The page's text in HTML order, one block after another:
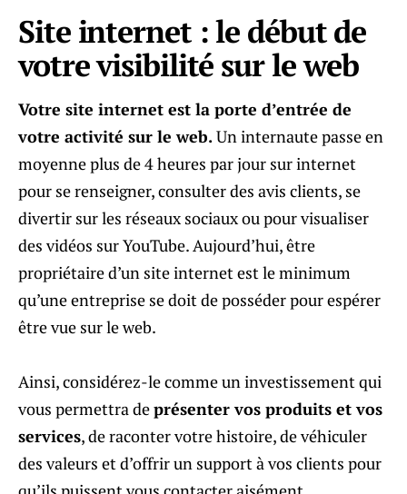
Site internet : le début de
votre visibilité sur le web
Votre site internet est la porte d’entrée de
votre activité sur le web.Un internaute passe en
moyenne plus de 4 heures par jour sur internet
pour se renseigner, consulter des avis clients, se
divertir sur les réseaux sociaux ou pour visualiser
des vidéos sur YouTube. Aujourd’hui, être
propriétaire d’un site internet est le minimum
qu’une entreprise se doit de posséder pour espérer
être vue sur le web.
Ainsi, considérez-le comme un investissement qui
vous permettra deprésenter vos produits et vos
services, de raconter votre histoire, de véhiculer
des valeurs et d’offrir un support à vos clients pour